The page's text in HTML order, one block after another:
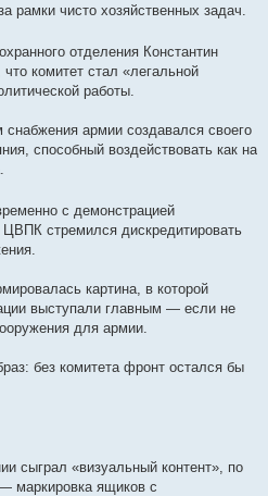
рамки чисто хозяйственных задач.
отделения Константин
комитет стал «легальной
работы.
армии создавался своего
способный воздействовать как на
с демонстрацией
стремился дискредитировать
картина, в которой
выступали главным — если не
для армии.
без комитета фронт остался бы
сыграл «визуальный контент», по
маркировка ящиков с